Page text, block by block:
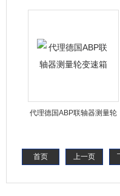
井下传感器DDS 250
代理德国ABP联轴器测量轮
首页 上一页